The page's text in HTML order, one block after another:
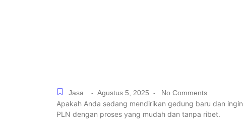
Jasa - Agustus 5, 2025 - No Comments
Apakah Anda sedang mendirikan gedung baru dan
PLN dengan proses yang mudah dan tanpa ribet.